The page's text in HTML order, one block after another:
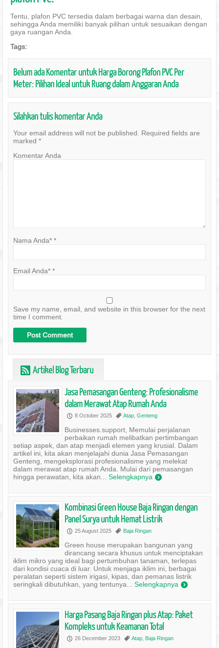
Tentu, plafon PVC tersedia dalam berbagai warna dan desain,
sehingga Anda memiliki banyak pilihan untuk sesuaikan dengan
gaya ruangan Anda.
Tags:
Belum ada Komentar untuk Harga Borong Plafon PVC Per
Meter: Pilihan Ideal untuk Ruang dalam Anggaran Anda
Silahkan tulis komentar Anda
Your email address will not be published.
Required fields are
marked *
Komentar Anda
Nama Anda* *
Email Anda* *
Save my name, email, and website in this browser for the next
time I comment.
r Artikel Blog Terbaru
Jasa Pemasangan Genteng: Profesionalisme
dalam Merawat Atap Rumah Anda
P 8 October 2025 , Atap, Genteng
Businesses.support, Memulai perjalanan
perbaikan rumah melibatkan pertimbangan
setiap aspek, dan atap menjadi elemen yang krusial. Dalam
artikel ini, kita akan menjelajahi dunia Jasa Pemasangan
Genteng, mengeksplorasi profesionalisme yang melekat
dalam merawat atap rumah Anda. Mulai dari pemasangan
hingga perawatan, kita akan... Selengkapnya )
Kombinasi Green House Baja Ringan dengan
Panel Surya untuk Hemat Listrik
P 25 August 2025 , Baja Ringan
Green house merupakan bangunan yang
dirancang secara khusus untuk menciptakan
iklim mikro yang ideal bagi pertumbuhan tanaman, terlepas
dari kondisi cuaca di luar. Untuk menjaga iklim ini, berbagai
peralatan seperti sistem irigasi, kipas, dan pemanas listrik
seringkali dibutuhkan, yang tentunya... Selengkapnya )
Harga Pasang Baja Ringan plus Atap: Paket
Kompleks untuk Keamanan Total
P 26 December 2023 , Atap, Baja Ringan